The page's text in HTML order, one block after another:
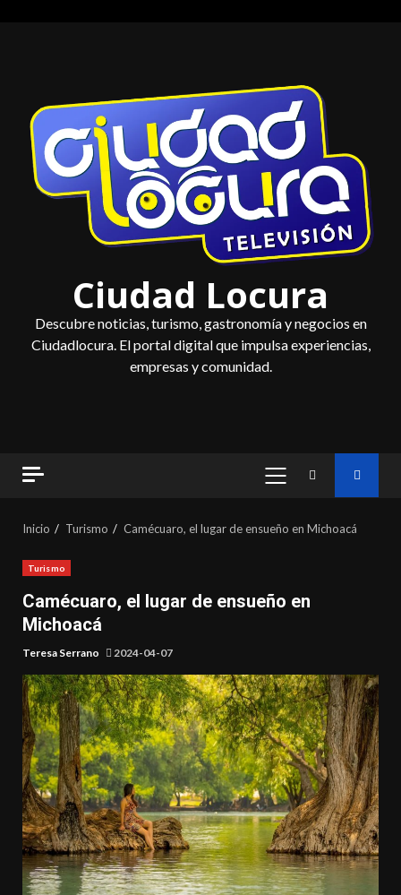
Ciudad Locura
Descubre noticias, turismo, gastronomía y negocios en
Ciudadlocura. El portal digital que impulsa experiencias,
empresas y comunidad.
MENÚ
Inicio Turismo Camécuaro, el lugar de ensueño en Michoacá
Turismo
Camécuaro, el lugar de ensueño en
Michoacá
Teresa Serrano 2024-04-07